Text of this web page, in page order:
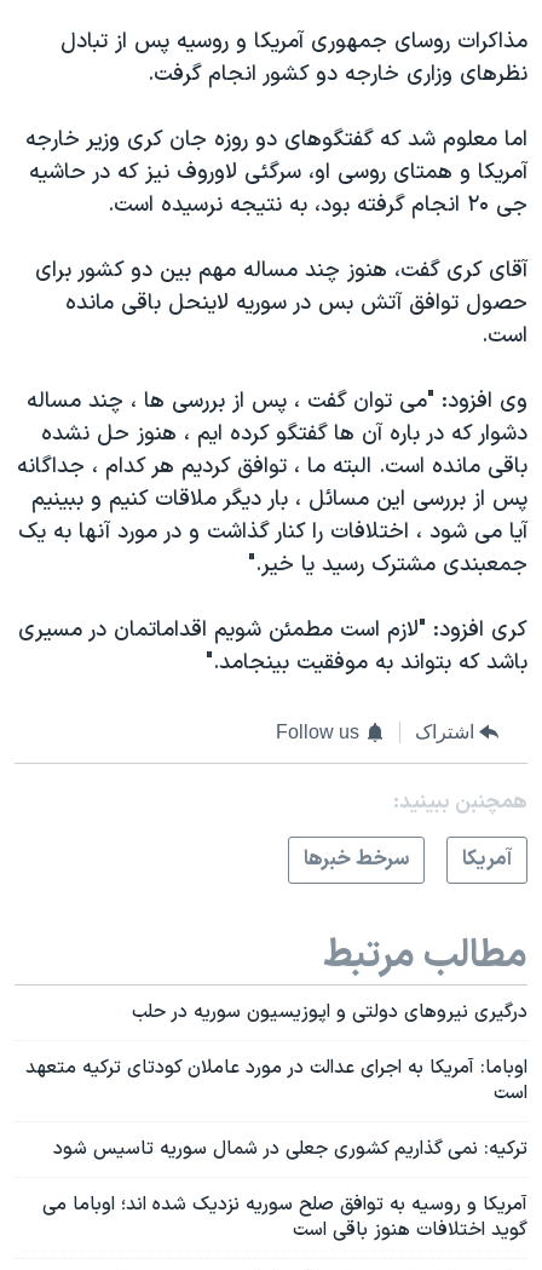
مذاکرات روسای جمهوری آمریکا و روسیه پس از تبادل
نظرهای وزاری خارجه دو کشور انجام گرفت.
اما معلوم شد که گفتگوهای دو روزه جان کری وزیر خارجه
آمریکا و همتای روسی او، سرگئی لاوروف نیز که در حاشیه
جی ۲۰ انجام گرفته بود، به نتیجه نرسیده است.
آقای کری گفت، هنوز چند مساله مهم بین دو کشور برای
حصول توافق آتش بس در سوریه لاینحل باقی مانده
است.
وی افزود: "می توان گفت ، پس از بررسی ها ، چند مساله
دشوار که در باره آن ها گفتگو کرده ایم ، هنوز حل نشده
باقی مانده است. البته ما ، توافق کردیم هر کدام ، جداگانه
پس از بررسی این مسائل ، بار دیگر ملاقات کنیم و ببینیم
آیا می شود ، اختلافات را کنار گذاشت و در مورد آنها به یک
جمعبندی مشترک رسید یا خیر."
کری افزود: "لازم است مطمئن شویم اقداماتمان در مسیری
باشد که بتواند به موفقیت بینجامد."
اشتراک Follow us
همچنبن ببینید:
آمريکا
سرخط خبرها
مطالب مرتبط
درگیری نیروهای دولتی و اپوزیسیون سوریه در حلب
اوباما: آمریکا به اجرای عدالت در مورد عاملان کودتای ترکیه متعهد
است
ترکیه: نمی گذاریم کشوری جعلی در شمال سوریه تاسیس شود
آمریکا و روسیه به توافق صلح سوریه نزدیک شده اند؛ اوباما می
گوید اختلافات هنوز باقی است